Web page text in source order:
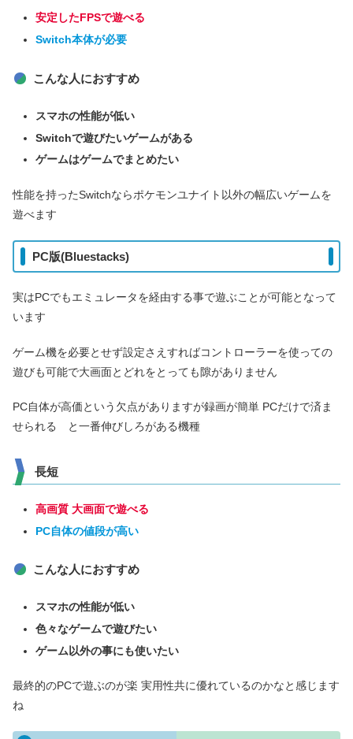
安定したFPSで遊べる
Switch本体が必要
こんな人におすすめ
スマホの性能が低い
Switchで遊びたいゲームがある
ゲームはゲームでまとめたい
性能を持ったSwitchならポケモンユナイト以外の幅広いゲームを
遊べます
PC版(Bluestacks)
実はPCでもエミュレータを経由する事で遊ぶことが可能となって
います
ゲーム機を必要とせず設定さえすればコントローラーを使っての
遊びも可能で大画面とどれをとっても隙がありません
PC自体が高価という欠点がありますが録画が簡単 PCだけで済ま
せられる と一番伸びしろがある機種
長短
高画質 大画面で遊べる
PC自体の値段が高い
こんな人におすすめ
スマホの性能が低い
色々なゲームで遊びたい
ゲーム 以外の事にも使いたい
最終的のPCで遊ぶのが楽 実用性共に優れているのかなと感じます
ね